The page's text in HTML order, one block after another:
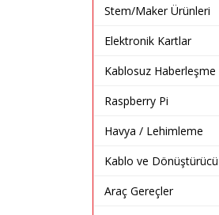
Stem/Maker Ürünleri
Elektronik Kartlar
Kablosuz Haberleşme
Raspberry Pi
Havya / Lehimleme
Kablo ve Dönüştürücü
Araç Gereçler